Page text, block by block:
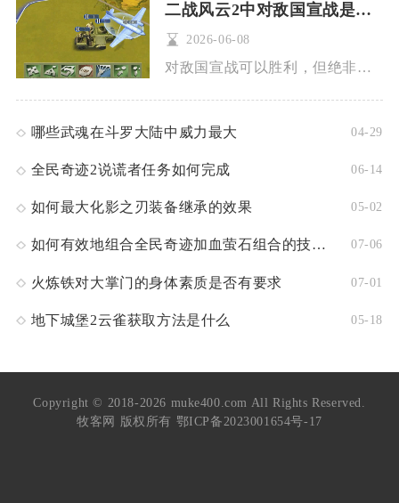
二战风云2中对敌国宣战是否能取得胜利
2026-06-08
对敌国宣战可以胜利，但绝非稳赢，胜负高度取决于战前准备、兵力...
哪些武魂在斗罗大陆中威力最大 04-29
全民奇迹2说谎者任务如何完成 06-14
如何最大化影之刃装备继承的效果 05-02
如何有效地组合全民奇迹加血萤石组合的技能使用 07-06
火炼铁对大掌门的身体素质是否有要求 07-01
地下城堡2云雀获取方法是什么 05-18
Copyright © 2018-2026 muke400.com All Rights Reserved.
牧客网 版权所有 鄂ICP备2023001654号-17